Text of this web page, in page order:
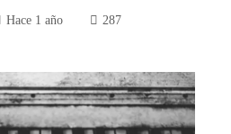
Hace 1 año 287